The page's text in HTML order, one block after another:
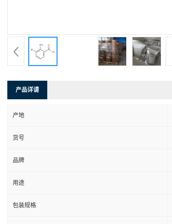
产品详请
产地
货号
品牌
用途
包装规格